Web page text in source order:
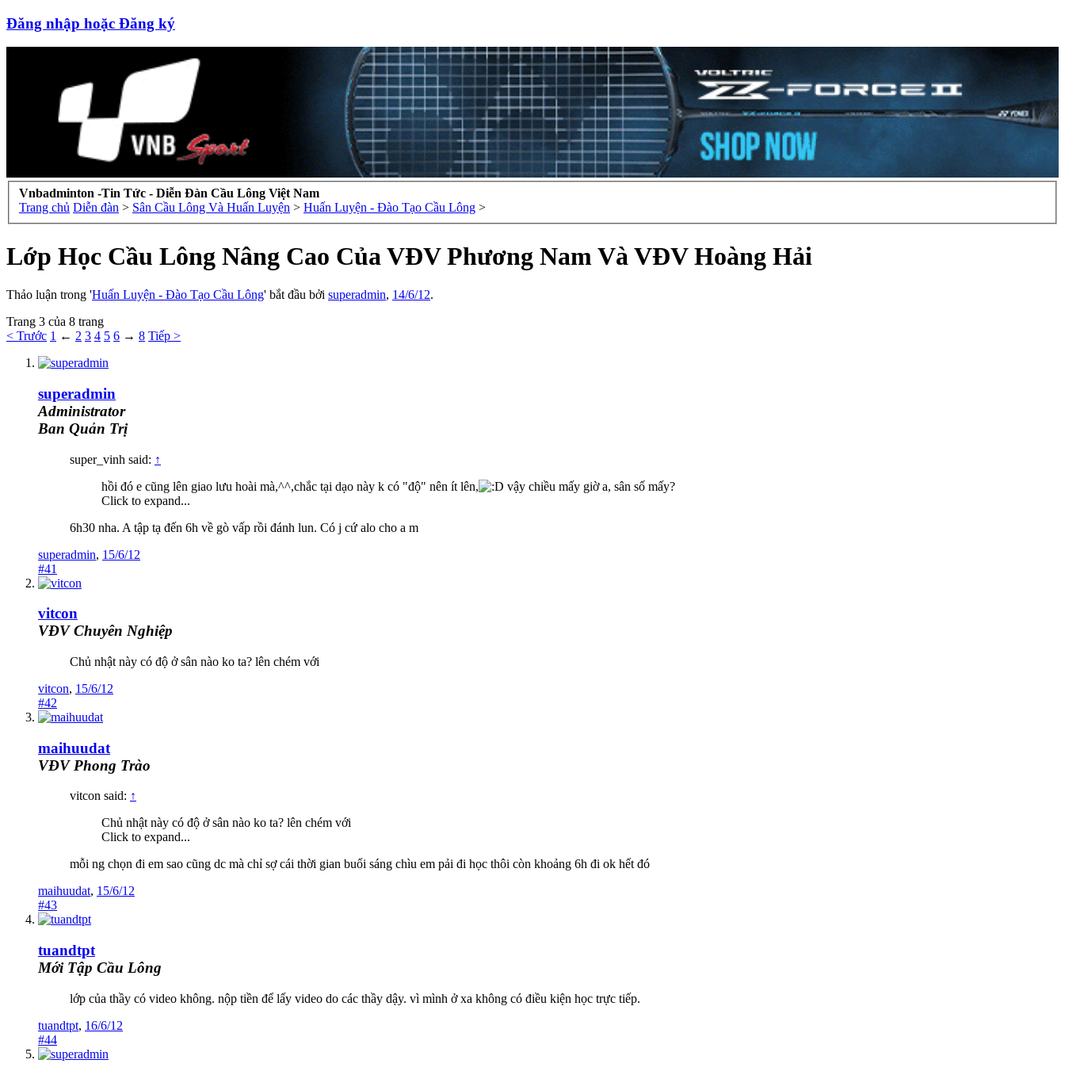
Đăng nhập hoặc Đăng ký
Vnbadminton -Tin Tức - Diễn Đàn Cầu Lông Việt Nam
Trang chủ Diễn đàn > Sân Cầu Lông Và Huấn Luyện > Huấn Luyện - Đào Tạo Cầu Lông >
Lớp Học Cầu Lông Nâng Cao Của VĐV Phương Nam Và VĐV Hoàng Hải
Thảo luận trong 'Huấn Luyện - Đào Tạo Cầu Lông' bắt đầu bởi superadmin, 14/6/12.
Trang 3 của 8 trang
< Trước 1 ← 2 3 4 5 6 → 8 Tiếp >
superadmin
Administrator
Ban Quản Trị
super_vinh said: ↑
hồi đó e cũng lên giao lưu hoài mà,^^,chắc tại dạo này k có "độ" nên ít lên,
vậy chiều mấy giờ a, sân số mấy?
Click to expand...
6h30 nha. A tập tạ đến 6h về gò vấp rồi đánh lun. Có j cứ alo cho a m
superadmin, 15/6/12
#41
vitcon
VĐV Chuyên Nghiệp
Chủ nhật này có độ ở sân nào ko ta? lên chém với
vitcon, 15/6/12
#42
maihuudat
VĐV Phong Trào
vitcon said: ↑
Chủ nhật này có độ ở sân nào ko ta? lên chém với
Click to expand...
mỗi ng chọn đi em sao cũng dc mà chỉ sợ cái thời gian buổi sáng chìu em pải đi học thôi còn khoảng 6h đi ok hết đó
maihuudat, 15/6/12
#43
tuandtpt
Mới Tập Cầu Lông
lớp của thầy có video không. nộp tiền để lấy video do các thầy dậy. vì mình ở xa không có điều kiện học trực tiếp.
tuandtpt, 16/6/12
#44